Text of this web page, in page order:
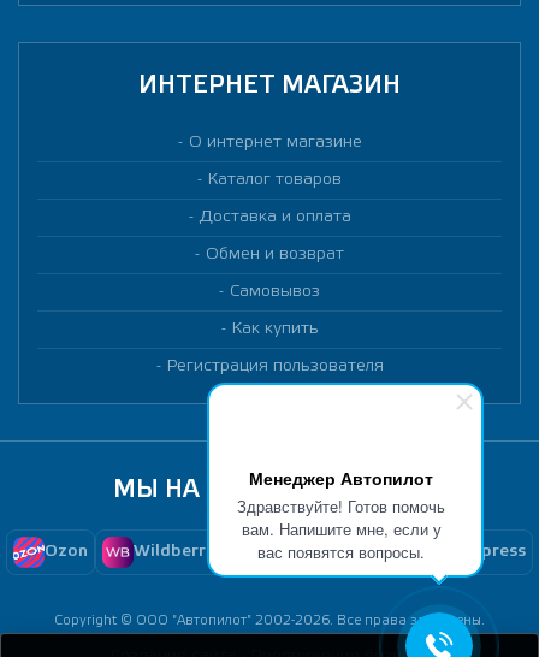
Менеджер Автопилот
Здравствуйте! Готов помочь
вам. Напишите мне, если у
вас появятся вопросы.
ИНТЕРНЕТ МАГАЗИН
О интернет магазине
Каталог товаров
Доставка и оплата
Обмен и возврат
Самовывоз
Как купить
Регистрация пользователя
МЫ НА МАРКЕТПЛЕЙСАХ
Ozon Wildberries Yandex Market Aliexpress
Copyright © ООО "Автопилот" 2002-2026. Все права защищены.